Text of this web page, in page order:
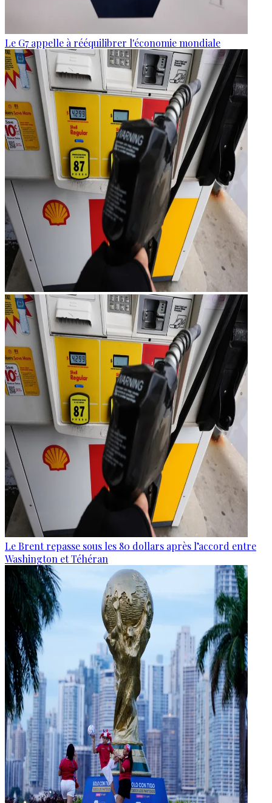
Le G7 appelle à rééquilibrer l'économie mondiale
Le Brent repasse sous les 80 dollars après l’accord entre
Washington et Téhéran